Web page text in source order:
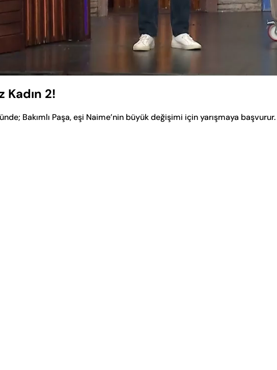
Kadın 2!
Bakımlı Paşa, eşi Naime’nin büyük değişimi için yarışmaya